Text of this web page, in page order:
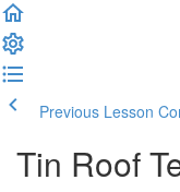
Previous Lesson
Tin Roof